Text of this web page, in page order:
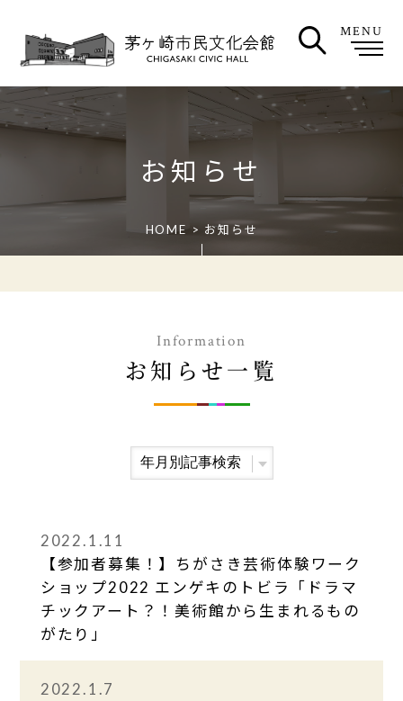
MENU
お知らせ
HOME > お知らせ
Information
お知らせ一覧
2022.1.11
【参加者募集！】ちがさき芸術体験ワーク
ショップ2022 エンゲキのトビラ「ドラマ
チックアート？！美術館から生まれるもの
がたり」
2022.1.7